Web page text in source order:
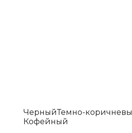
ЧерныйТемно-
Кофейный